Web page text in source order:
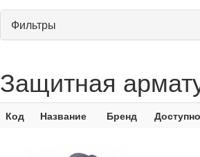
Фильтры
Защитная
Код Название Бренд Доступно